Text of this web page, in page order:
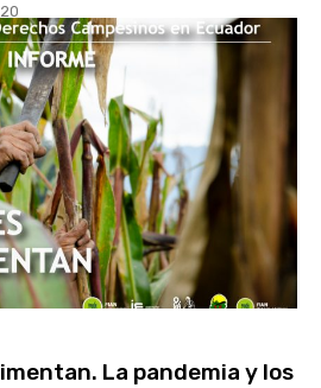
La pandemia y los